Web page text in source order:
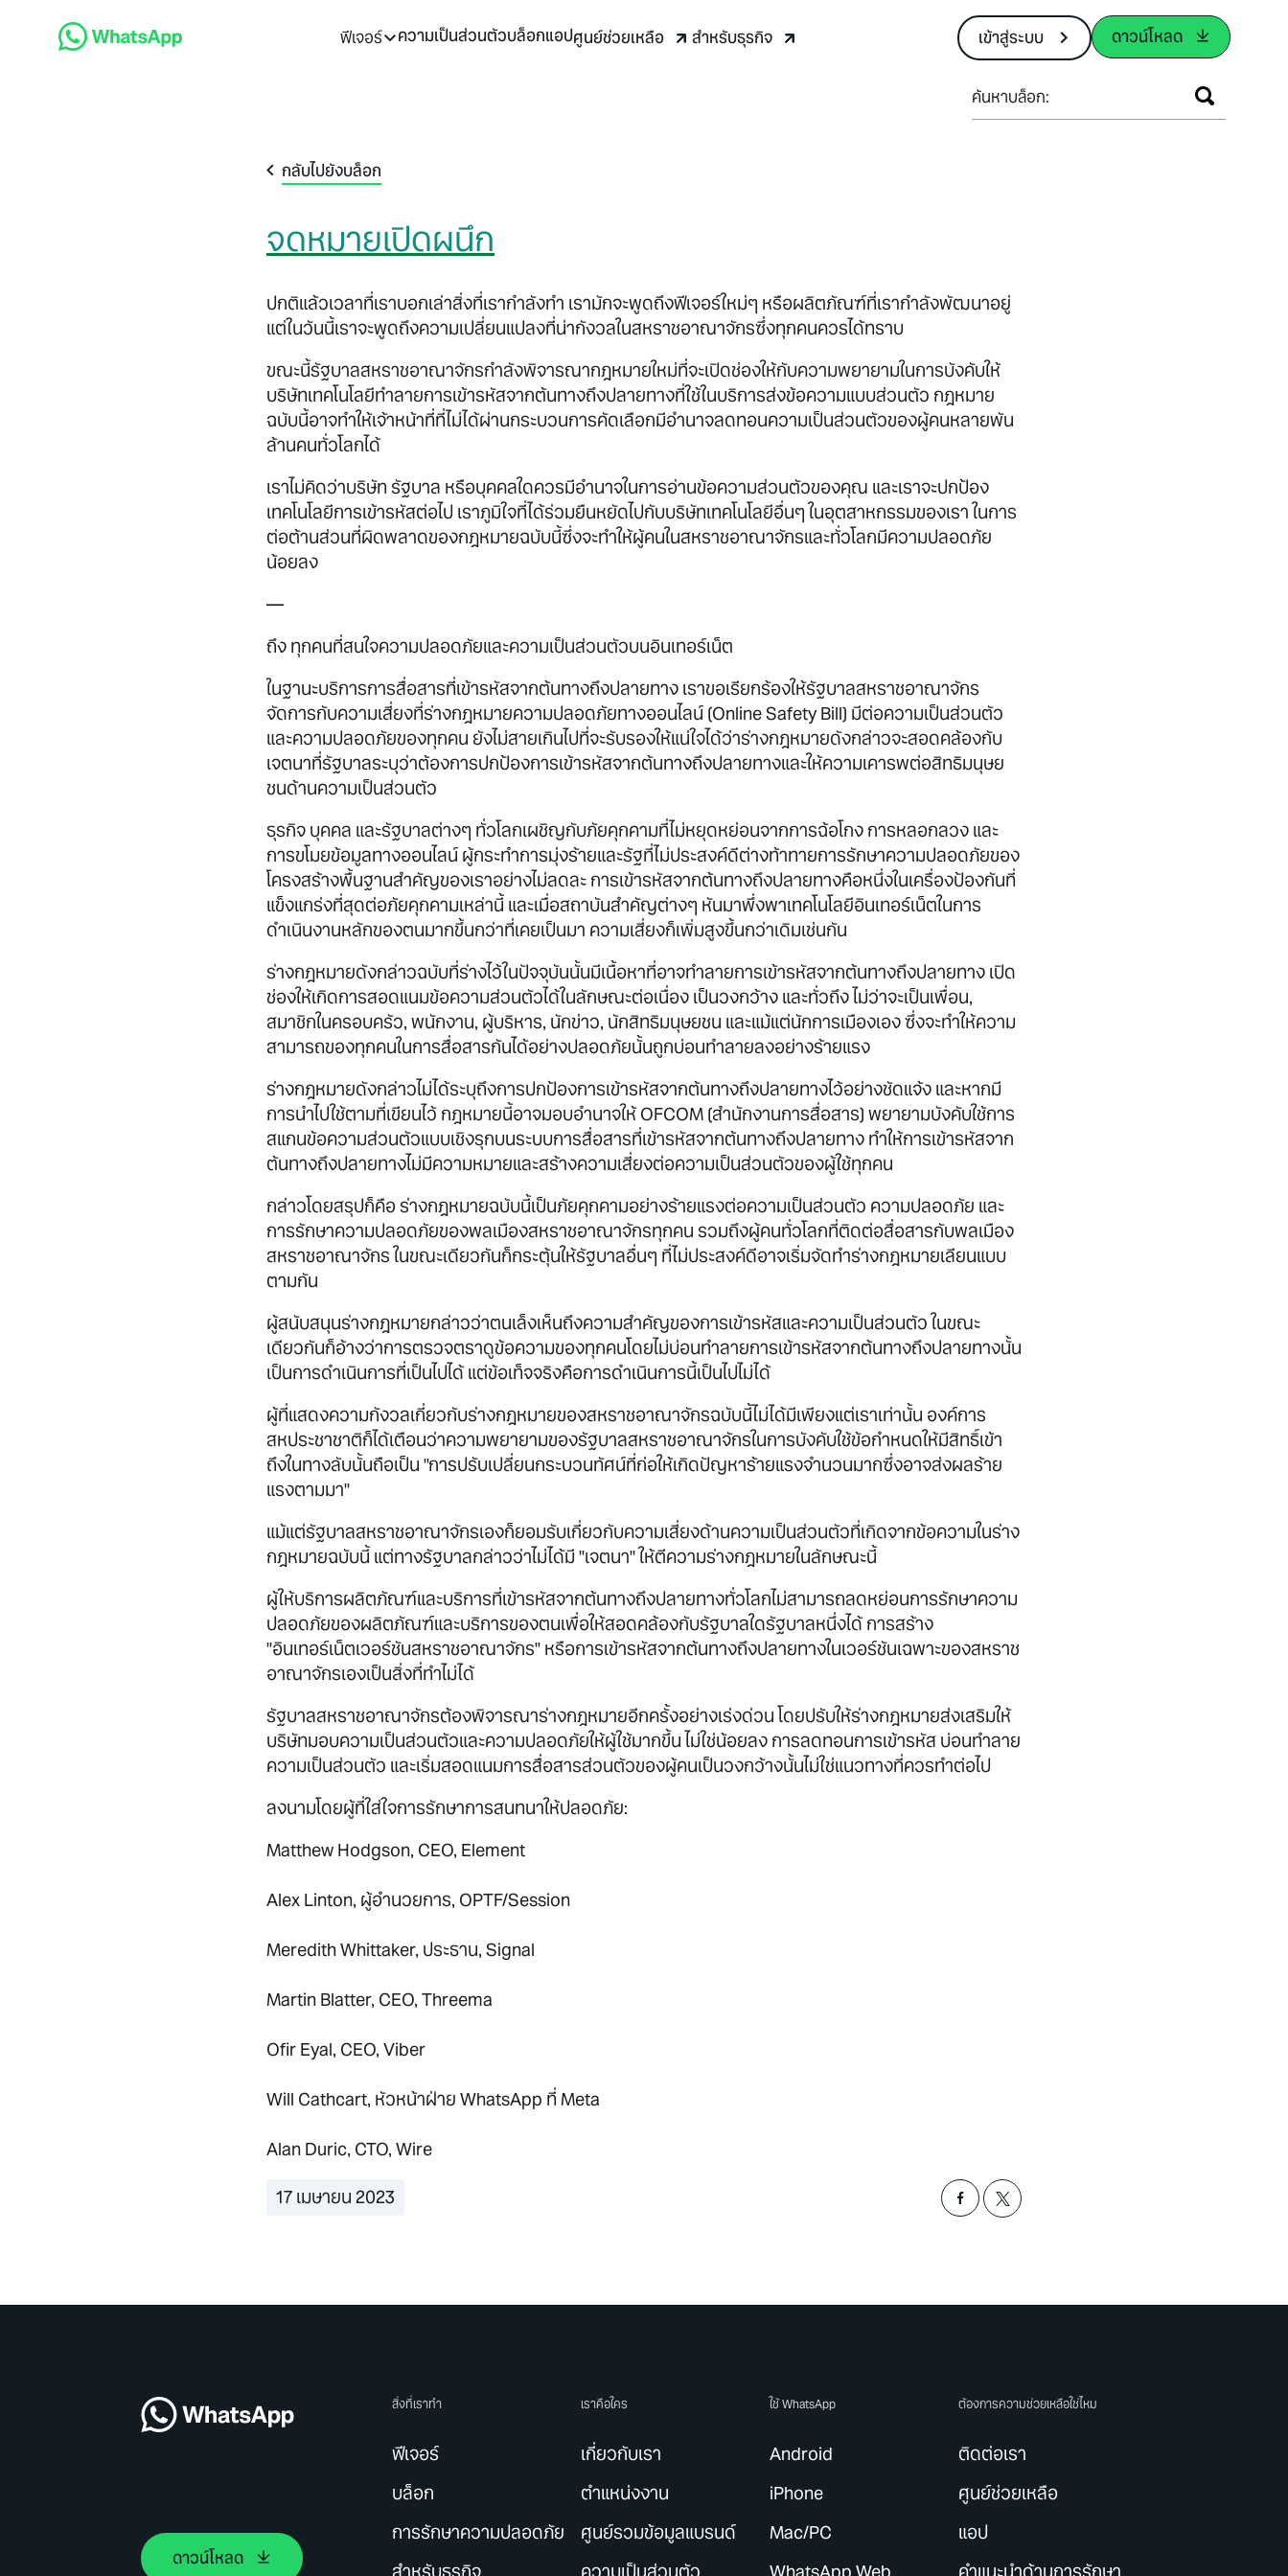
ฟีเจอร์ ความเป็นส่วนตัวบล็อกแอปศูนย์ช่วยเหลือ สำหรับธุรกิจ เข้าสู่ระบบ ดาวน์โหลด
ค้นหาบล็อก:
กลับไปยังบล็อก
จดหมายเปิดผนึก
ปกติแล้วเวลาที่เราบอกเล่าสิ่งที่เรากำลังทำ เรามักจะพูดถึงฟีเจอร์ใหม่ๆ หรือผลิตภัณฑ์ที่เรากำลังพัฒนาอยู่
แต่ในวันนี้เราจะพูดถึงความเปลี่ยนแปลงที่น่ากังวลในสหราชอาณาจักรซึ่งทุกคนควรได้ทราบ
ขณะนี้รัฐบาลสหราชอาณาจักรกำลังพิจารณากฎหมายใหม่ที่จะเปิดช่องให้กับความพยายามในการบังคับให้
บริษัทเทคโนโลยีทำลายการเข้ารหัสจากต้นทางถึงปลายทางที่ใช้ในบริการส่งข้อความแบบส่วนตัว กฎหมาย
ฉบับนี้อาจทำให้เจ้าหน้าที่ที่ไม่ได้ผ่านกระบวนการคัดเลือกมีอำนาจลดทอนความเป็นส่วนตัวของผู้คนหลายพัน
ล้านคนทั่วโลกได้
เราไม่คิดว่าบริษัท รัฐบาล หรือบุคคลใดควรมีอำนาจในการอ่านข้อความส่วนตัวของคุณ และเราจะปกป้อง
เทคโนโลยีการเข้ารหัสต่อไป เราภูมิใจที่ได้ร่วมยืนหยัดไปกับบริษัทเทคโนโลยีอื่นๆ ในอุตสาหกรรมของเรา ในการ
ต่อต้านส่วนที่ผิดพลาดของกฎหมายฉบับนี้ซึ่งจะทำให้ผู้คนในสหราชอาณาจักรและทั่วโลกมีความปลอดภัย
น้อยลง
—
ถึง ทุกคนที่สนใจความปลอดภัยและความเป็นส่วนตัวบนอินเทอร์เน็ต
ในฐานะบริการการสื่อสารที่เข้ารหัสจากต้นทางถึงปลายทาง เราขอเรียกร้องให้รัฐบาลสหราชอาณาจักร
จัดการกับความเสี่ยงที่ร่างกฎหมายความปลอดภัยทางออนไลน์ (Online Safety Bill) มีต่อความเป็นส่วนตัว
และความปลอดภัยของทุกคน ยังไม่สายเกินไปที่จะรับรองให้แน่ใจได้ว่าร่างกฎหมายดังกล่าวจะสอดคล้องกับ
เจตนาที่รัฐบาลระบุว่าต้องการปกป้องการเข้ารหัสจากต้นทางถึงปลายทางและให้ความเคารพต่อสิทธิมนุษย
ชนด้านความเป็นส่วนตัว
ธุรกิจ บุคคล และรัฐบาลต่างๆ ทั่วโลกเผชิญกับภัยคุกคามที่ไม่หยุดหย่อนจากการฉ้อโกง การหลอกลวง และ
การขโมยข้อมูลทางออนไลน์ ผู้กระทำการมุ่งร้ายและรัฐที่ไม่ประสงค์ดีต่างท้าทายการรักษาความปลอดภัยของ
โครงสร้างพื้นฐานสำคัญของเราอย่างไม่ลดละ การเข้ารหัสจากต้นทางถึงปลายทางคือหนึ่งในเครื่องป้องกันที่
แข็งแกร่งที่สุดต่อภัยคุกคามเหล่านี้ และเมื่อสถาบันสำคัญต่างๆ หันมาพึ่งพาเทคโนโลยีอินเทอร์เน็ตในการ
ดำเนินงานหลักของตนมากขึ้นกว่าที่เคยเป็นมา ความเสี่ยงก็เพิ่มสูงขึ้นกว่าเดิมเช่นกัน
ร่างกฎหมายดังกล่าวฉบับที่ร่างไว้ในปัจจุบันนั้นมีเนื้อหาที่อาจทำลายการเข้ารหัสจากต้นทางถึงปลายทาง เปิด
ช่องให้เกิดการสอดแนมข้อความส่วนตัวได้ในลักษณะต่อเนื่อง เป็นวงกว้าง และทั่วถึง ไม่ว่าจะเป็นเพื่อน,
สมาชิกในครอบครัว, พนักงาน, ผู้บริหาร, นักข่าว, นักสิทธิมนุษยชน และแม้แต่นักการเมืองเอง ซึ่งจะทำให้ความ
สามารถของทุกคนในการสื่อสารกันได้อย่างปลอดภัยนั้นถูกบ่อนทำลายลงอย่างร้ายแรง
ร่างกฎหมายดังกล่าวไม่ได้ระบุถึงการปกป้องการเข้ารหัสจากต้นทางถึงปลายทางไว้อย่างชัดแจ้ง และหากมี
การนำไปใช้ตามที่เขียนไว้ กฎหมายนี้อาจมอบอำนาจให้ OFCOM (สำนักงานการสื่อสาร) พยายามบังคับใช้การ
สแกนข้อความส่วนตัวแบบเชิงรุกบนระบบการสื่อสารที่เข้ารหัสจากต้นทางถึงปลายทาง ทำให้การเข้ารหัสจาก
ต้นทางถึงปลายทางไม่มีความหมายและสร้างความเสี่ยงต่อความเป็นส่วนตัวของผู้ใช้ทุกคน
กล่าวโดยสรุปก็คือ ร่างกฎหมายฉบับนี้เป็นภัยคุกคามอย่างร้ายแรงต่อความเป็นส่วนตัว ความปลอดภัย และ
การรักษาความปลอดภัยของพลเมืองสหราชอาณาจักรทุกคน รวมถึงผู้คนทั่วโลกที่ติดต่อสื่อสารกับพลเมือง
สหราชอาณาจักร ในขณะเดียวกันก็กระตุ้นให้รัฐบาลอื่นๆ ที่ไม่ประสงค์ดีอาจเริ่มจัดทำร่างกฎหมายเลียนแบบ
ตามกัน
ผู้สนับสนุนร่างกฎหมายกล่าวว่าตนเล็งเห็นถึงความสำคัญของการเข้ารหัสและความเป็นส่วนตัว ในขณะ
เดียวกันก็อ้างว่าการตรวจตราดูข้อความของทุกคนโดยไม่บ่อนทำลายการเข้ารหัสจากต้นทางถึงปลายทางนั้น
เป็นการดำเนินการที่เป็นไปได้ แต่ข้อเท็จจริงคือการดำเนินการนี้เป็นไปไม่ได้
ผู้ที่แสดงความกังวลเกี่ยวกับร่างกฎหมายของสหราชอาณาจักรฉบับนี้ไม่ได้มีเพียงแต่เราเท่านั้น องค์การ
สหประชาชาติก็ได้เตือนว่าความพยายามของรัฐบาลสหราชอาณาจักรในการบังคับใช้ข้อกำหนดให้มีสิทธิ์เข้า
ถึงในทางลับนั้นถือเป็น "การปรับเปลี่ยนกระบวนทัศน์ที่ก่อให้เกิดปัญหาร้ายแรงจำนวนมากซึ่งอาจส่งผลร้าย
แรงตามมา"
แม้แต่รัฐบาลสหราชอาณาจักรเองก็ยอมรับเกี่ยวกับความเสี่ยงด้านความเป็นส่วนตัวที่เกิดจากข้อความในร่าง
กฎหมายฉบับนี้ แต่ทางรัฐบาลกล่าวว่าไม่ได้มี "เจตนา" ให้ตีความร่างกฎหมายในลักษณะนี้
ผู้ให้บริการผลิตภัณฑ์และบริการที่เข้ารหัสจากต้นทางถึงปลายทางทั่วโลกไม่สามารถลดหย่อนการรักษาความ
ปลอดภัยของผลิตภัณฑ์และบริการของตนเพื่อให้สอดคล้องกับรัฐบาลใดรัฐบาลหนึ่งได้ การสร้าง
"อินเทอร์เน็ตเวอร์ชันสหราชอาณาจักร" หรือการเข้ารหัสจากต้นทางถึงปลายทางในเวอร์ชันเฉพาะของสหราช
อาณาจักรเองเป็นสิ่งที่ทำไม่ได้
รัฐบาลสหราชอาณาจักรต้องพิจารณาร่างกฎหมายอีกครั้งอย่างเร่งด่วน โดยปรับให้ร่างกฎหมายส่งเสริมให้
บริษัทมอบความเป็นส่วนตัวและความปลอดภัยให้ผู้ใช้มากขึ้น ไม่ใช่น้อยลง การลดทอนการเข้ารหัส บ่อนทำลาย
ความเป็นส่วนตัว และเริ่มสอดแนมการสื่อสารส่วนตัวของผู้คนเป็นวงกว้างนั้นไม่ใช่แนวทางที่ควรทำต่อไป
ลงนามโดยผู้ที่ใส่ใจการรักษาการสนทนาให้ปลอดภัย:
Matthew Hodgson, CEO, Element
Alex Linton, ผู้อำนวยการ, OPTF/Session
Meredith Whittaker, ประธาน, Signal
Martin Blatter, CEO, Threema
Ofir Eyal, CEO, Viber
Will Cathcart, หัวหน้าฝ่าย WhatsApp ที่ Meta
Alan Duric, CTO, Wire
17 เมษายน 2023
ดาวน์โหลด
สิ่งที่เราทำ
ฟีเจอร์
บล็อก
การรักษาความปลอดภัย
เราคือใคร
เกี่ยวกับเรา
ตำแหน่งงาน
ศูนย์รวมข้อมูลแบรนด์
ใช้ WhatsApp
Android
iPhone
Mac/PC
ต้องการความช่วยเหลือใช่ไหม
ติดต่อเรา
ศูนย์ช่วยเหลือ
แอป